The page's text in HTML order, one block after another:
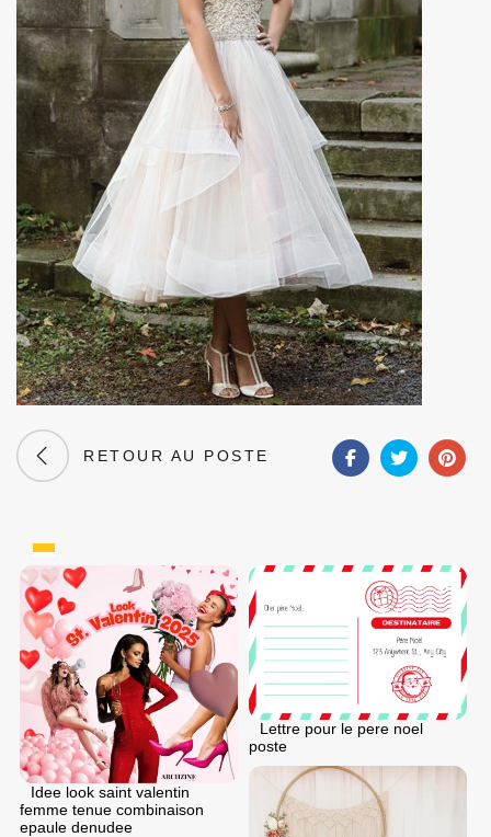
RETOUR AU POSTE
Idee look saint valentin
femme tenue combinaison
epaule denudee
Lettre pour le pere noel
poste